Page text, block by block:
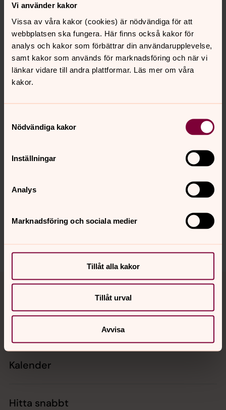
Vi använder kakor
Vissa av våra kakor (cookies) är nödvändiga för att
webbplatsen ska fungera. Här finns också kakor för
analys och kakor som förbättrar din användarupplevelse,
samt kakor som används för marknadsföring och när vi
länkar vidare till andra plattformar. Läs mer om våra
kakor.
Nödvändiga kakor
Inställningar
Analys
Marknadsföring och sociala medier
Tillåt alla kakor
Tillåt urval
Avvisa
Köpinges barn- och ungdoms-
verksamhet
Vi erbjuder lek, sång, pyssel och gemenskap för olika
åldrar.
ungdoms-verksamhet
innehåll?
Dela
Tillbaka till toppen
Tillbaka till innehållet
Kalender
Hitta snabbt